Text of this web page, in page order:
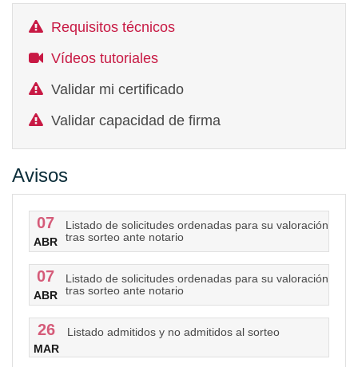
Requisitos técnicos
Vídeos tutoriales
Validar mi certificado
Validar capacidad de firma
Avisos
07
ABR
Listado de solicitudes ordenadas para su valoración
tras sorteo ante notario
07
ABR
Listado de solicitudes ordenadas para su valoración
tras sorteo ante notario
26
MAR
Listado admitidos y no admitidos al sorteo